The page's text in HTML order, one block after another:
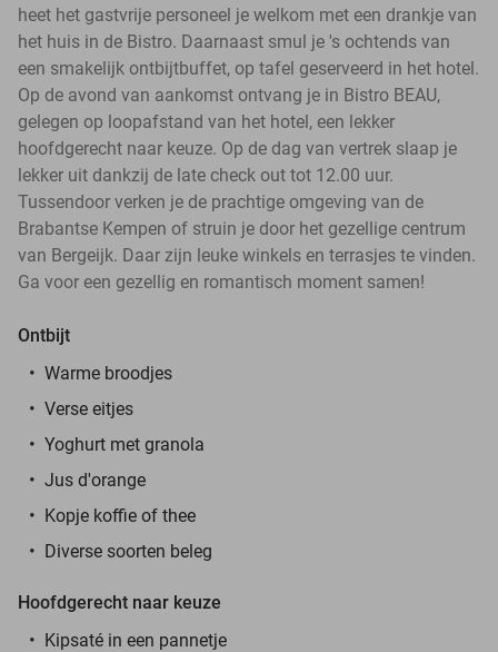
heet het gastvrije personeel je welkom met een drankje van
het huis in de Bistro. Daarnaast smul je 's ochtends van
een smakelijk ontbijtbuffet, op tafel geserveerd in het hotel.
Op de avond van aankomst ontvang je in Bistro BEAU,
gelegen op loopafstand van het hotel, een lekker
hoofdgerecht naar keuze. Op de dag van vertrek slaap je
lekker uit dankzij de late check out tot 12.00 uur.
Tussendoor verken je de prachtige omgeving van de
Brabantse Kempen of struin je door het gezellige centrum
van Bergeijk. Daar zijn leuke winkels en terrasjes te vinden.
Ga voor een gezellig en romantisch moment samen!
Ontbijt
Warme broodjes
Verse eitjes
Yoghurt met granola
Jus d'orange
Kopje koffie of thee
Diverse soorten beleg
Hoofdgerecht naar keuze
Kipsaté in een pannetje